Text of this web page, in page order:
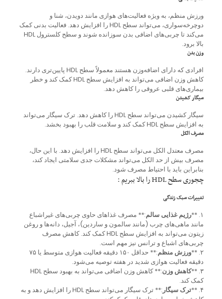
ورزش منظم، به ویژه فعالیت‌های هوازی مانند دویدن، شنا و
دوچرخه‌سواری، می‌تواند سطح HDL را افزایش دهد. فعالیت بدنی کمک
می‌کند تا چربی‌های اضافی بدن سوزانده شوند و سطح کلسترول HDL
بالا برود.
وزن بدن
افرادی که دارای اضافه‌وزن هستند معمولاً سطح HDL پایین‌تری دارند.
کاهش وزن اضافی می‌تواند به افزایش سطح HDL کمک کند و خطر
بیماری‌های قلبی عروقی را کاهش دهد.
سیگار کشیدن
سیگار کشیدن می‌تواند سطح HDL را کاهش دهد. ترک سیگار می‌تواند
به افزایش سطح HDL کمک کند و سلامت قلب را بهبود بخشد.
مصرف الکل
مصرف معتدل الکل می‌تواند سطح HDL را افزایش دهد. با این حال،
مصرف بیش از حد الکل می‌تواند مشکلات جدی سلامتی ایجاد کند،
بنابراین باید با احتیاط مصرف شود.
چجوری سطح HDL را بالا ببریم :
تغییرات سبک زندگی
۱. **
رژیم غذایی سالم:** مصرف غذاهای حاوی چربی‌های غیراشباع
مانند ماهی‌های چرب (مانند سالمون و ساردین)، آجیل، دانه‌ها و روغن
زیتون می‌تواند به افزایش سطح HDL کمک کند. کاهش مصرف
چربی‌های اشباع و ترانس نیز مهم است.
۲. **
ورزش منظم
:** حداقل ۱۵۰ دقیقه فعالیت هوازی متوسط یا ۷۵
دقیقه فعالیت هوازی شدید در هفته توصیه می‌شود.
۳. **
کاهش وزن
:** کاهش وزن اضافی می‌تواند به بهبود سطح HDL
کمک کند.
۴. **
ترک سیگار
:** ترک سیگار می‌تواند سطح HDL را افزایش دهد و به